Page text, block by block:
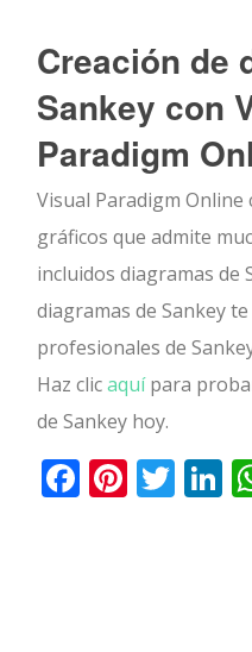
Creación de
Sankey con
Paradigm
Visual Paradigm
gráficos que admite
incluidos diagramas de
diagramas de Sankey
profesionales de
Haz clicaquípara
de Sankey hoy.
Facebook